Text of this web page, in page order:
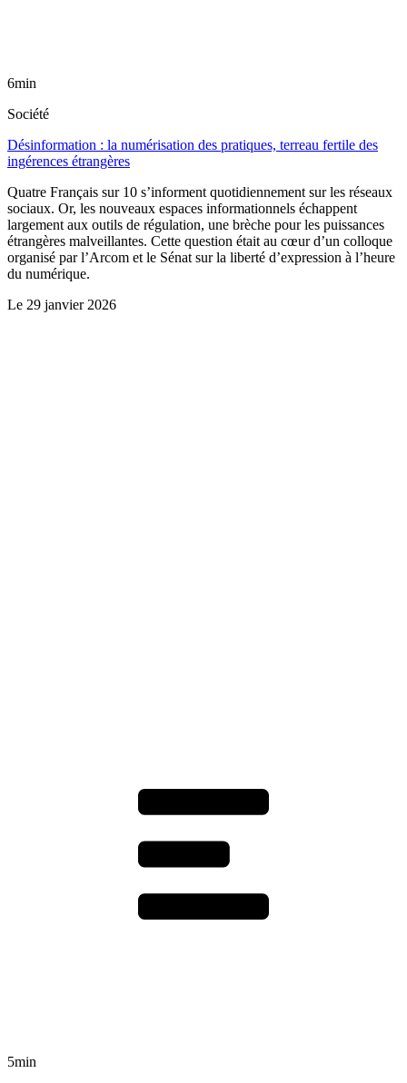
6min
Société
Désinformation : la numérisation des pratiques, terreau fertile des
ingérences étrangères
Quatre Français sur 10 s’informent quotidiennement sur les réseaux
sociaux. Or, les nouveaux espaces informationnels échappent
largement aux outils de régulation, une brèche pour les puissances
étrangères malveillantes. Cette question était au cœur d’un colloque
organisé par l’Arcom et le Sénat sur la liberté d’expression à l’heure
du numérique.
Le 29 janvier 2026
5min